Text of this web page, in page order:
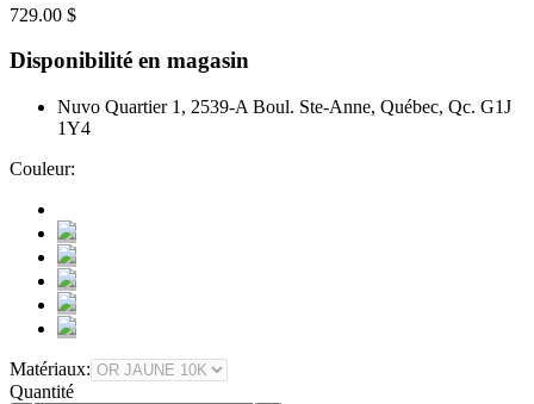
729.00 $
Disponibilité en magasin
Nuvo Quartier 1, 2539-A Boul. Ste-Anne, Québec, Qc. G1J
1Y4
Couleur:
Matériaux:
Quantité